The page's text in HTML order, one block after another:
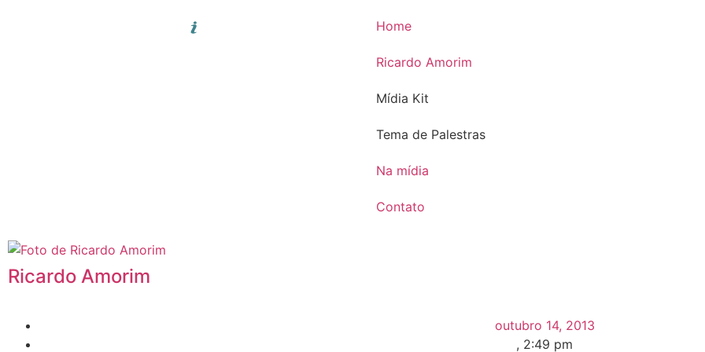
Home
Ricardo Amorim
Mídia Kit
Tema de Palestras
Na mídia
Contato
Ricardo Amorim
outubro 14, 2013
, 2:49 pm